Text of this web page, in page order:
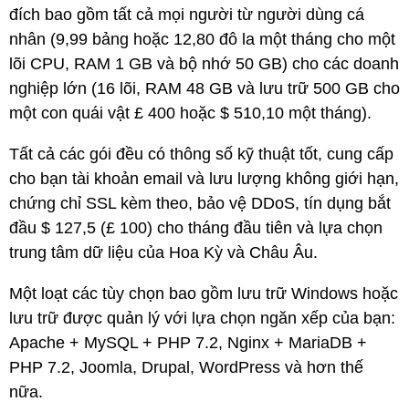
đích bao gồm tất cả mọi người từ người dùng cá
nhân (9,99 bảng hoặc 12,80 đô la một tháng cho một
lõi CPU, RAM 1 GB và bộ nhớ 50 GB) cho các doanh
nghiệp lớn (16 lõi, RAM 48 GB và lưu trữ 500 GB cho
một con quái vật £ 400 hoặc $ 510,10 một tháng).
Tất cả các gói đều có thông số kỹ thuật tốt, cung cấp
cho bạn tài khoản email và lưu lượng không giới hạn,
chứng chỉ SSL kèm theo, bảo vệ DDoS, tín dụng bắt
đầu $ 127,5 (£ 100) cho tháng đầu tiên và lựa chọn
trung tâm dữ liệu của Hoa Kỳ và Châu Âu.
Một loạt các tùy chọn bao gồm lưu trữ Windows hoặc
lưu trữ được quản lý với lựa chọn ngăn xếp của bạn:
Apache + MySQL + PHP 7.2, Nginx + MariaDB +
PHP 7.2, Joomla, Drupal, WordPress và hơn thế
nữa.